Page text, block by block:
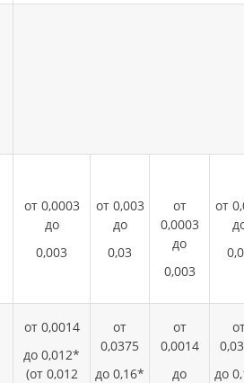
от 0,0003
до
0,003
от 0,003
до
0,03
от
0,0003
до
0,003
от
от 0,0014
до 0,012*
(от 0,012
от
0,0375
до 0,16*
от
0,0014
до
до